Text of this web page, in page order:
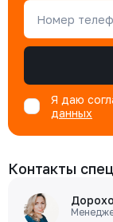
Номер
Я даю
данных
Контакты